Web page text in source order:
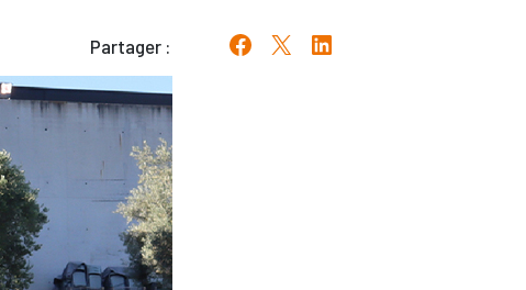
Partager : Partager sur Facebook
Partager sur X
Partager sur LinkedIn